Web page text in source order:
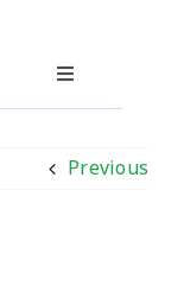
Toggle
Navigation
คือผู้บริโภคPrevious